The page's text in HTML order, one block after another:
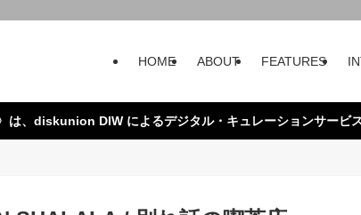
HOME ABOUT FEATURES
は、diskunion DIW によるデジタル・キュレーションサービス